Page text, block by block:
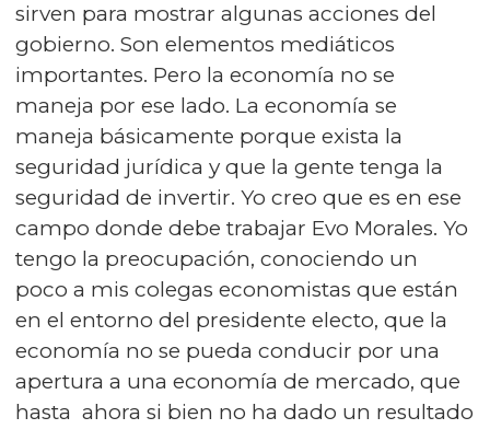
sirven para mostrar algunas acciones del
gobierno. Son elementos mediáticos
importantes. Pero la economía no se
maneja por ese lado. La economía se
maneja básicamente porque exista la
seguridad jurídica y que la gente tenga la
seguridad de invertir. Yo creo que es en ese
campo donde debe trabajar Evo Morales. Yo
tengo la preocupación, conociendo un
poco a mis colegas economistas que están
en el entorno del presidente electo, que la
economía no se pueda conducir por una
apertura a una economía de mercado, que
hasta ahora si bien no ha dado un resultado